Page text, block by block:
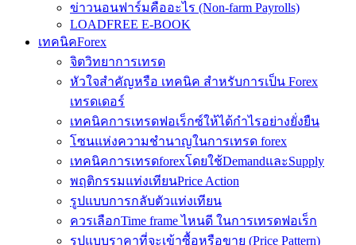
ข่าวนอนฟาร์มคืออะไร (Non-farm Payrolls)
LOADFREE E-BOOK
เทคนิคForex
จิตวิทยาการเทรด
หัวใจสำคัญหรือ เทคนิค สำหรับการเป็น Forex
เทรดเดอร์
เทคนิคการเทรดฟอเร็กซ์ให้ได้กำไรอย่างยั่งยืน
โซนแห่งความชำนาญในการเทรด forex
เทคนิคการเทรดforexโดยใช้DemandและSupply
พฤติกรรมแท่งเทียนPrice Action
รูปแบบการกลับตัวแท่งเทียน
ควรเลือกTime frame ไหนดี ในการเทรดฟอเร็ก
รูปแบบราคาที่จะเข้าซื้อหรือขาย (Price Pattern)